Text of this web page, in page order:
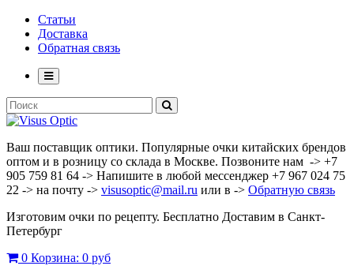
Статьи
Доставка
Обратная связь
Ваш поставщик оптики. Популярные очки китайских брендов
оптом и в розницу со склада в Москве. Позвоните нам -> +7
905 759 81 64 -> Напишите в любой мессенджер +7 967 024 75
22 -> на почту -> visusoptic@mail.ru или в -> Обратную связь
Изготовим очки по рецепту. Бесплатно Доставим в Санкт-
Петербург
0 Корзина: 0 руб